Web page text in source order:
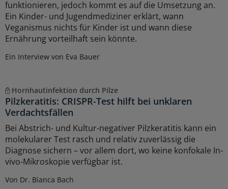
funktionieren, jedoch kommt es auf die Umsetzung an.
Ein Kinder- und Jugendmediziner erklärt, wann
Veganismus nichts für Kinder ist und wann diese
Ernährung vorteilhaft sein könnte.
Ein Interview von Eva Bauer
Hornhautinfektion durch Pilze
Pilzkeratitis: CRISPR-Test hilft bei unklaren
Verdachtsfällen
Bei Abstrich- und Kultur-negativer Pilzkeratitis kann ein
molekularer Test rasch und relativ zuverlässig die
Diagnose sichern – vor allem dort, wo keine konfokale In-
vivo-Mikroskopie verfügbar ist.
Von Dr. Bianca Bach